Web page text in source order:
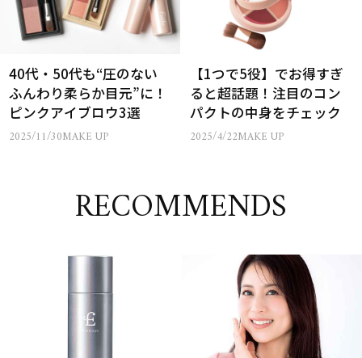
40代・50代も“圧のない
ふんわり柔らか目元”に！
ピンクアイブロウ3選
2025/11/30MAKE UP
【1つで5役】でお得すぎ
ると超話題！注目のコン
パクトの中身をチェック
2025/4/22MAKE UP
RECOMMENDS